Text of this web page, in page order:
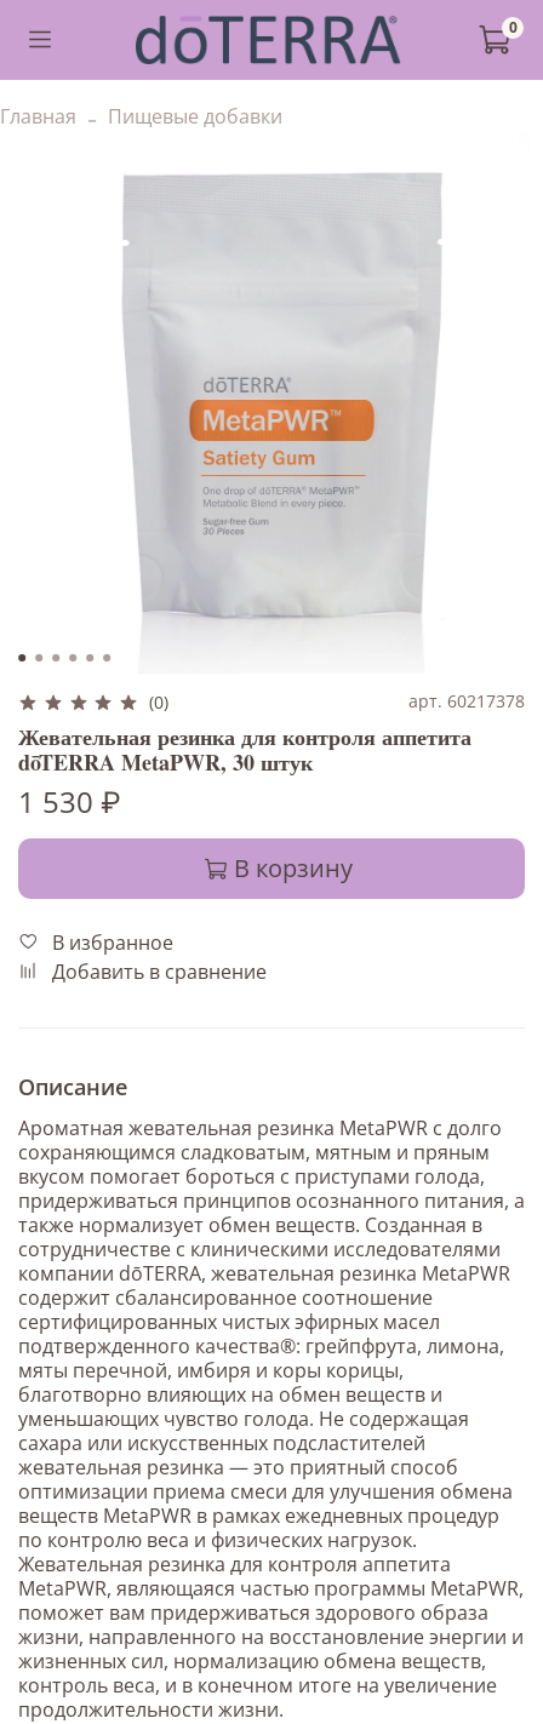
0
Главная Пищевые добавки
(0) арт. 60217378
Жевательная резинка для контроля аппетита
dōTERRA MetaPWR, 30 штук
1 530 ₽
В корзину
В избранное
Добавить в сравнение
Описание
Ароматная жевательная резинка MetaPWR с долго
сохраняющимся сладковатым, мятным и пряным
вкусом помогает бороться с приступами голода,
придерживаться принципов осознанного питания, а
также нормализует обмен веществ. Созданная в
сотрудничестве с клиническими исследователями
компании dōTERRA, жевательная резинка MetaPWR
содержит сбалансированное соотношение
сертифицированных чистых эфирных масел
подтвержденного качества®: грейпфрута, лимона,
мяты перечной, имбиря и коры корицы,
благотворно влияющих на обмен веществ и
уменьшающих чувство голода. Не содержащая
сахара или искусственных подсластителей
жевательная резинка — это приятный способ
оптимизации приема смеси для улучшения обмена
веществ MetaPWR в рамках ежедневных процедур
по контролю веса и физических нагрузок.
Жевательная резинка для контроля аппетита
MetaPWR, являющаяся частью программы MetaPWR,
поможет вам придерживаться здорового образа
жизни, направленного на восстановление энергии и
жизненных сил, нормализацию обмена веществ,
контроль веса, и в конечном итоге на увеличение
продолжительности жизни.